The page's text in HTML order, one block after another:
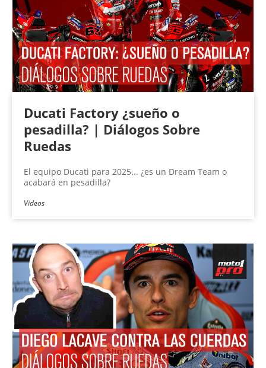
Ducati Factory ¿sueño o
pesadilla? | Diálogos Sobre
Ruedas
El equipo Ducati para 2025... ¿es un Dream Team o
acabará en pesadilla?
Videos